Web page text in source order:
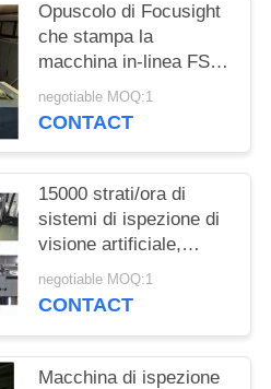
Opuscolo di Focusight
che stampa la
macchina in-linea FS-
SWAN di ispezione per
gli strati di
negotiable MOQ:1
CONTACT
15000 strati/ora di
sistemi di ispezione di
visione artificiale,
sistemi di ispezione
stretti di web
negotiable MOQ:1
CONTACT
Macchina di ispezione